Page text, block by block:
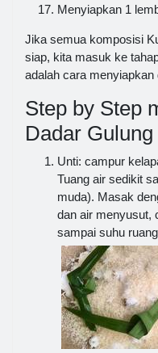
Menyiapkan 1
Jika semua komposisi
siap, kita masuk ke
adalah cara menyiapkan
Step by Step
Dadar
Unti: campur
Tuang air sedikit
muda). Masak
dan air menyusut,
sampai suhu